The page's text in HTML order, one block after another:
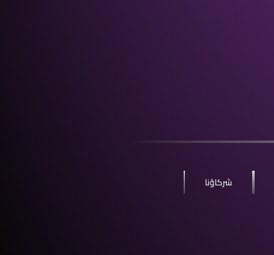
شركاؤنا